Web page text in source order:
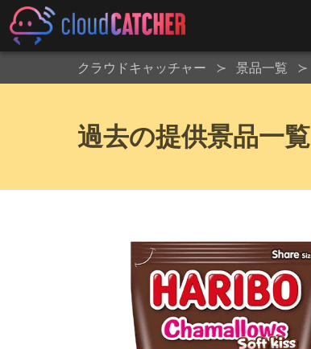
クラウドキャッチャー 景品一覧
過去の提供景品一覧